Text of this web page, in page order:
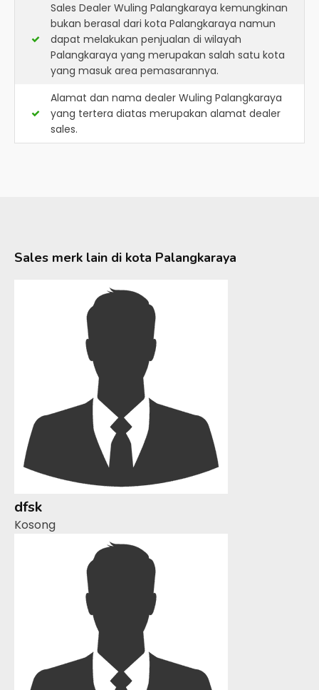
Sales Dealer Wuling Palangkaraya kemungkinan
bukan berasal dari kota Palangkaraya namun
dapat melakukan penjualan di wilayah
Palangkaraya yang merupakan salah satu kota
yang masuk area pemasarannya.
Alamat dan nama dealer Wuling Palangkaraya
yang tertera diatas merupakan alamat dealer
sales.
Sales merk lain di kota Palangkaraya
dfsk
Kosong